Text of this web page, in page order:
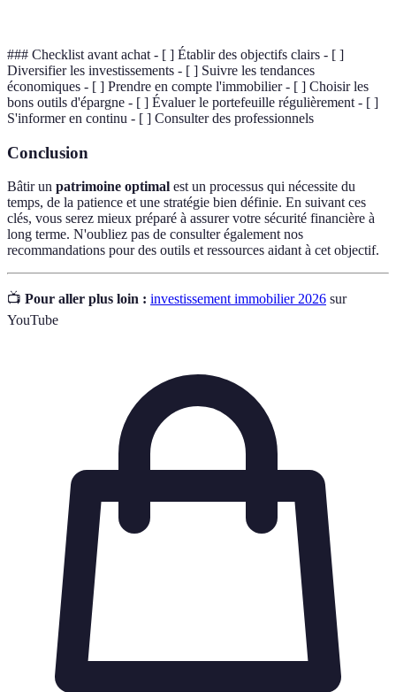
### Checklist avant achat - [ ] Établir des objectifs clairs - [ ]
Diversifier les investissements - [ ] Suivre les tendances
économiques - [ ] Prendre en compte l'immobilier - [ ] Choisir les
bons outils d'épargne - [ ] Évaluer le portefeuille régulièrement - [ ]
S'informer en continu - [ ] Consulter des professionnels
Conclusion
Bâtir un patrimoine optimal est un processus qui nécessite du
temps, de la patience et une stratégie bien définie. En suivant ces
clés, vous serez mieux préparé à assurer votre sécurité financière à
long terme. N'oubliez pas de consulter également nos
recommandations pour des outils et ressources aidant à cet objectif.
📺 Pour aller plus loin : investissement immobilier 2026 sur
YouTube